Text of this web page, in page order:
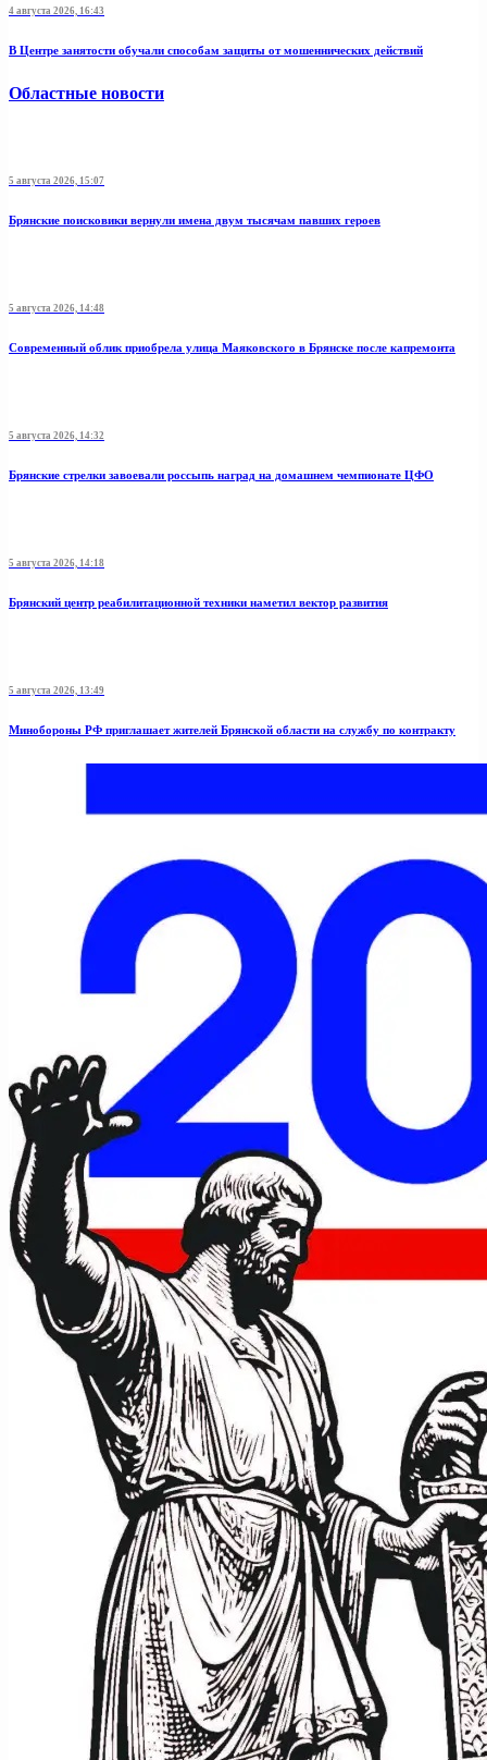
4 августа 2026, 16:43
В Центре занятости обучали способам защиты от мошеннических действий
Областные новости
5 августа 2026, 15:07
Брянские поисковики вернули имена двум тысячам павших героев
5 августа 2026, 14:48
Современный облик приобрела улица Маяковского в Брянске после капремонта
5 августа 2026, 14:32
Брянские стрелки завоевали россыпь наград на домашнем чемпионате ЦФО
5 августа 2026, 14:18
Брянский центр реабилитационной техники наметил вектор развития
5 августа 2026, 13:49
Минобoроны РФ приглaшaет житeлeй Брянской области на службу по контракту